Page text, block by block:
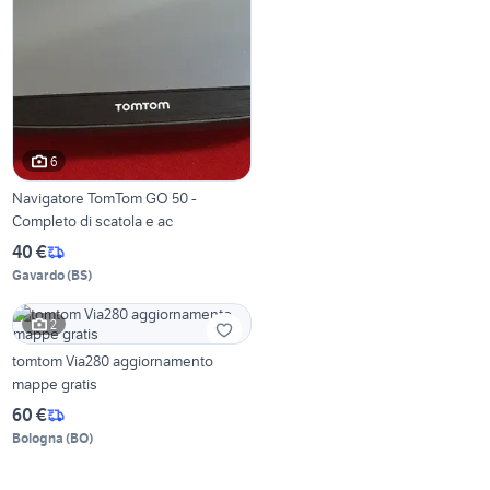
6
Navigatore TomTom GO 50 -
Completo di scatola e ac
40 €
Gavardo(BS)
2
tomtom Via280 aggiornamento
mappe gratis
60 €
Bologna (BO)